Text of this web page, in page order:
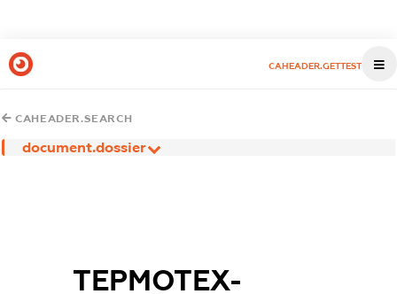
CAHEADER.GETTEST
CAHEADER.SEARCH
document.dossier
ТЕРМОТЕХ-